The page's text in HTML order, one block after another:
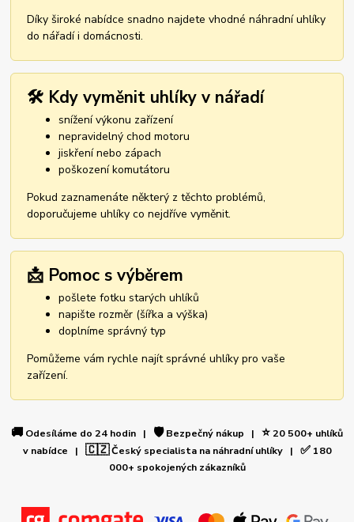
Díky široké nabídce snadno najdete vhodné náhradní uhlíky
do nářadí i domácnosti.
🛠️ Kdy vyměnit uhlíky v nářadí
snížení výkonu zařízení
nepravidelný chod motoru
jiskření nebo zápach
poškození komutátoru
Pokud zaznamenáte některý z těchto problémů,
doporučujeme uhlíky co nejdříve vyměnit.
📩 Pomoc s výběrem
pošlete fotku starých uhlíků
napište rozměr (šířka a výška)
doplníme správný typ
Pomůžeme vám rychle najít správné uhlíky pro vaše
zařízení.
🚚 Odesíláme do 24 hodin | 🛡️Bezpečný nákup | ⭐20 500+ uhlíků
v nabídce | 🇨🇿Český specialista na náhradní uhlíky | ✅180
000+ spokojených zákazníků